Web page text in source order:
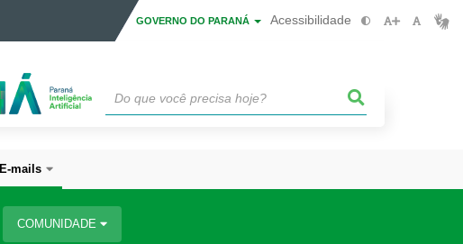
GOVERNO DO PARANÁ Acessibilidade
E-mails
COMUNIDADE